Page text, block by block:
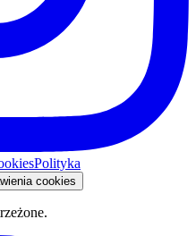
Polityka
cookies
.